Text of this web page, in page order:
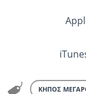
ΚΗΠΟΣ